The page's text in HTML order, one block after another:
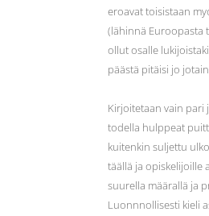
eroavat toisistaan
(lähinnä Euroopasta
ollut osalle
päästä pitäisi jo
Kirjoitetaan vain pari
todella hulppeat
kuitenkin suljettu
täällä ja opiskelijoille
suurella määrallä ja
Luonnnollisesti kieli